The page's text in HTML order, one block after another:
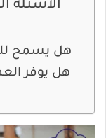
الأسئلة
هل يسمح
هل يوفر